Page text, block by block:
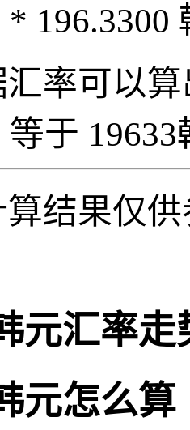
196.3300
率可以
于
结果仅
元汇率走
元怎么算